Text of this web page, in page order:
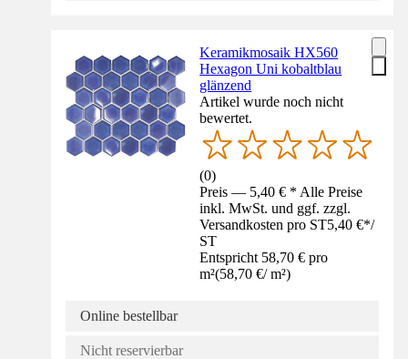
Keramikmosaik HX560
Hexagon Uni kobaltblau
glänzend
Artikel wurde noch nicht
bewertet.
(0)
Preis — 5,40 € * Alle Preise
inkl. MwSt. und ggf. zzgl.
Versandkosten pro ST5,40 €*/
ST
Entspricht 58,70 € pro
m²(58,70 €/ m²)
Online bestellbar
Nicht reservierbar